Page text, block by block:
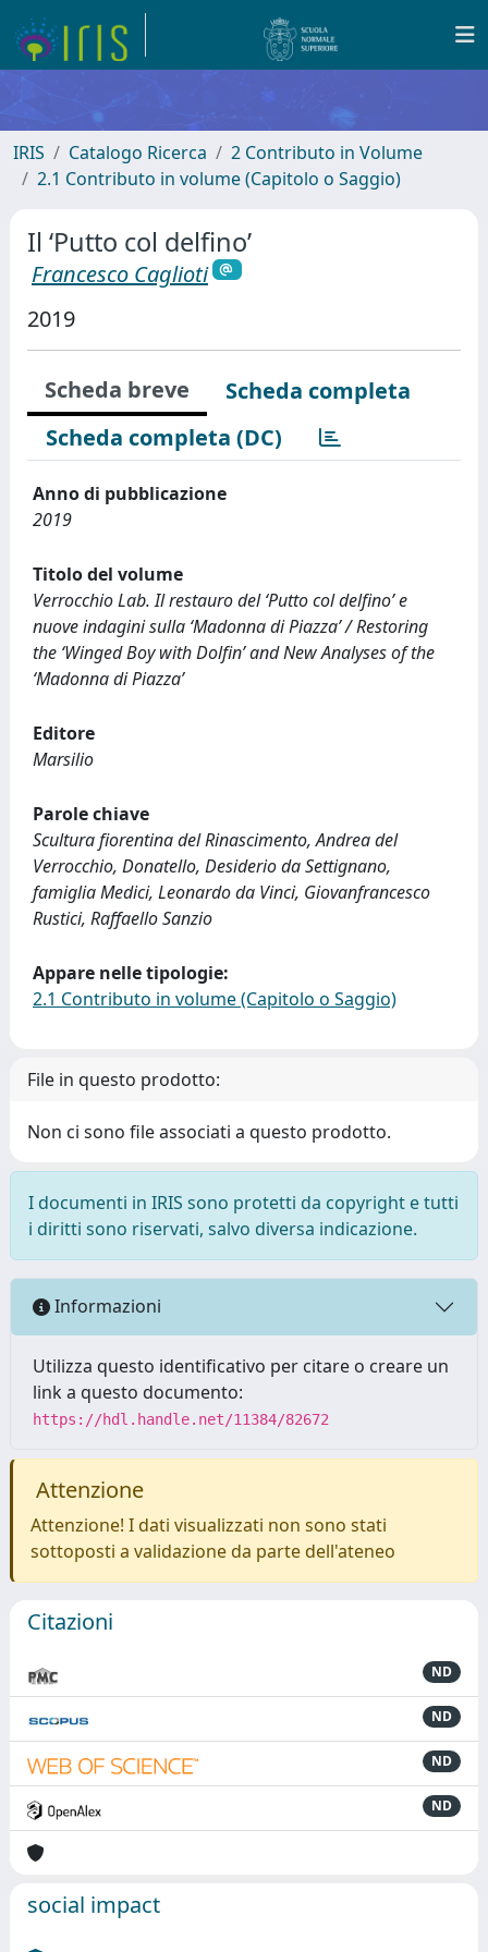
IRIS Catalogo Ricerca
2 Contributo in Volume
2.1 Contributo in volume (Capitolo o Saggio)
Il ‘Putto col delfino’
Francesco Caglioti
2019
Scheda breve
Scheda completa
Scheda completa (DC)
Anno di pubblicazione
2019
Titolo del volume
Verrocchio Lab. Il restauro del ‘Putto col delfino’ e
nuove indagini sulla ‘Madonna di Piazza’ / Restoring
the ‘Winged Boy with Dolfin’ and New Analyses of the
‘Madonna di Piazza’
Editore
Marsilio
Parole chiave
Scultura fiorentina del Rinascimento, Andrea del
Verrocchio, Donatello, Desiderio da Settignano,
famiglia Medici, Leonardo da Vinci, Giovanfrancesco
Rustici, Raffaello Sanzio
Appare nelle tipologie:
2.1 Contributo in volume (Capitolo o Saggio)
File in questo prodotto:
Non ci sono file associati a questo prodotto.
I documenti in IRIS sono protetti da copyright e tutti
i diritti sono riservati, salvo diversa indicazione.
Informazioni
Utilizza questo identificativo per citare o creare un
link a questo documento:
https://hdl.handle.net/11384/82672
Attenzione
Attenzione! I dati visualizzati non sono stati
sottoposti a validazione da parte dell'ateneo
Citazioni
ND
ND
ND
ND
social impact